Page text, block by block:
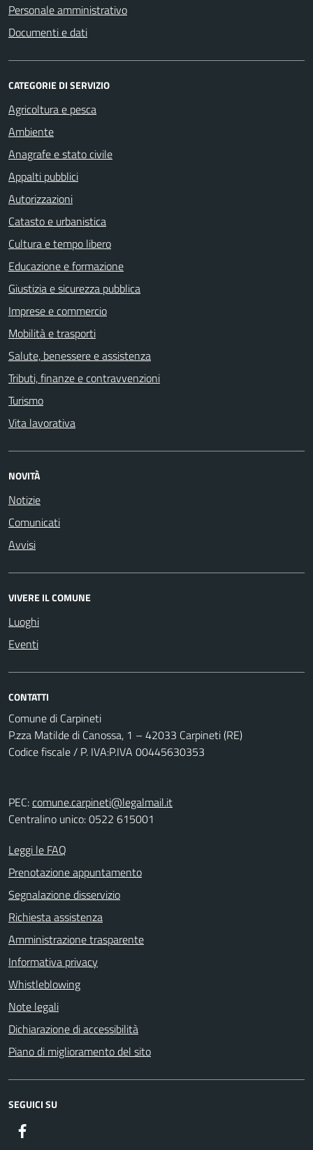
Personale amministrativo
Documenti e dati
CATEGORIE DI SERVIZIO
Agricoltura e pesca
Ambiente
Anagrafe e stato civile
Appalti pubblici
Autorizzazioni
Catasto e urbanistica
Cultura e tempo libero
Educazione e formazione
Giustizia e sicurezza pubblica
Imprese e commercio
Mobilità e trasporti
Salute, benessere e assistenza
Tributi, finanze e contravvenzioni
Turismo
Vita lavorativa
NOVITÀ
Notizie
Comunicati
Avvisi
VIVERE IL COMUNE
Luoghi
Eventi
CONTATTI
Comune di Carpineti
P.zza Matilde di Canossa, 1 – 42033 Carpineti (RE)
Codice fiscale / P. IVA:P.IVA 00445630353
PEC:comune.carpineti@legalmail.it
Centralino unico: 0522 615001
Leggi le FAQ
Prenotazione appuntamento
Segnalazione disservizio
Richiesta assistenza
Amministrazione trasparente
Informativa privacy
Whistleblowing
Note legali
Dichiarazione di accessibilità
Piano di miglioramento del sito
SEGUICI SU